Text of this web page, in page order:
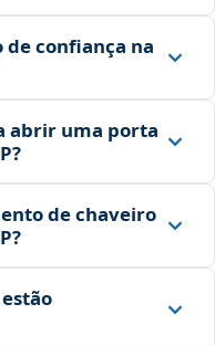
de confiança na
abrir uma porta
de chaveiro